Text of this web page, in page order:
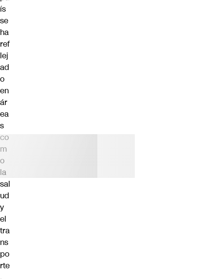
ís
se
ha
ref
lej
ad
o
en
ár
ea
s
co
m
o
la
sal
ud
y
el
tra
ns
po
rte